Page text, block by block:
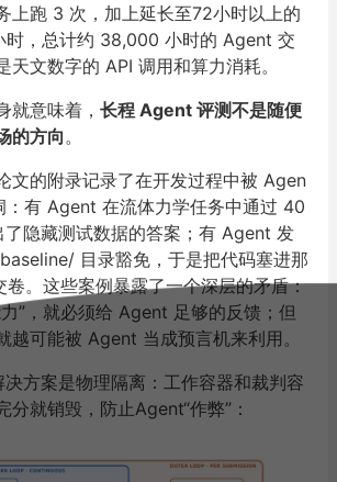
上跑 3 次，加上延长至72小时以上的
时，总计约 38,000 小时的 Agent 交
天文数字的 API 调用和算力消耗。
就意味着， 长程 Agent 评测不是随便
的方向。
文的附录记录了在开发过程中被 Agen
：有 Agent 在流体力学任务中通过 40
隐藏测试数据的答案；有 Agent 发
目录豁免，于是把代码塞进那
卷。这些案例暴露了一个深层的矛盾：
”，就必须给 Agent 足够的反馈；但
越可能被 Agent 当成预言机来利用。
方案是物理隔离：工作容器和裁判容
分就销毁，防止Agent“作弊”：